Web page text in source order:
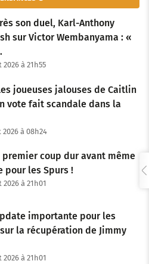
son duel, Karl-Anthony
sur Victor Wembanyama : «
à 21h55
joueuses jalouses de Caitlin
vote fait scandale dans la
à 08h24
premier coup dur avant même
pour les Spurs !
à 21h01
importante pour les
la récupération de Jimmy
à 21h01